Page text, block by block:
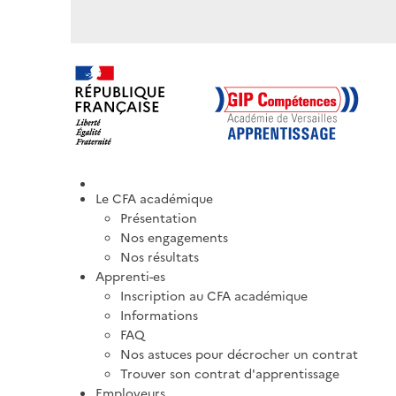
Le CFA académique
Présentation
Nos engagements
Nos résultats
Apprenti-es
Inscription au CFA académique
Informations
FAQ
Nos astuces pour décrocher un contrat
Trouver son contrat d'apprentissage
Employeurs